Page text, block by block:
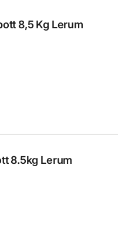
8,5 Kg Lerum
8.5kg Lerum